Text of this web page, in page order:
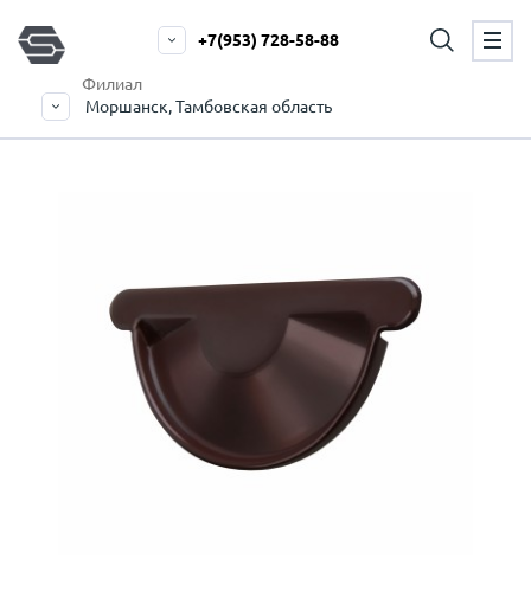
Филиал
Моршанск, Тамбовская область
+7(953) 728-58-88